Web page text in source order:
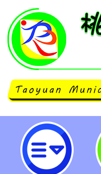
轉知台灣大學
代青少年心理
迎教師報名參